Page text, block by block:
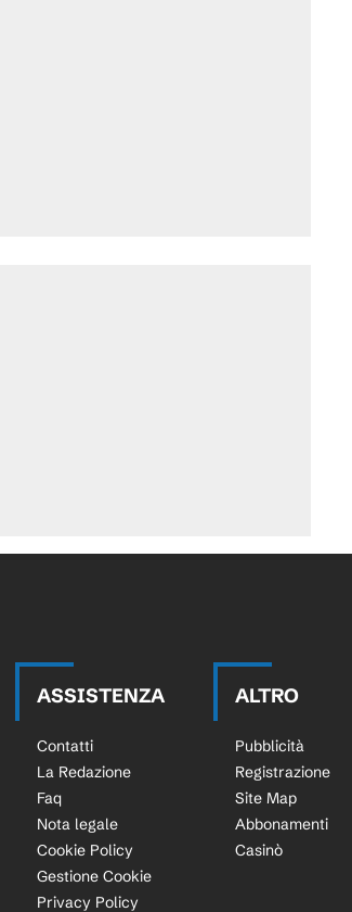
ASSISTENZA
Contatti
La Redazione
Faq
Nota legale
Cookie Policy
Gestione Cookie
Privacy Policy
ALTRO
Pubblicità
Registrazione
Site Map
Abbonamenti
Casinò